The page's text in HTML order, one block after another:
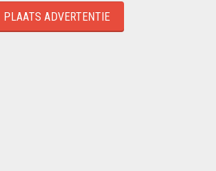
PLAATS ADVERTENTIE